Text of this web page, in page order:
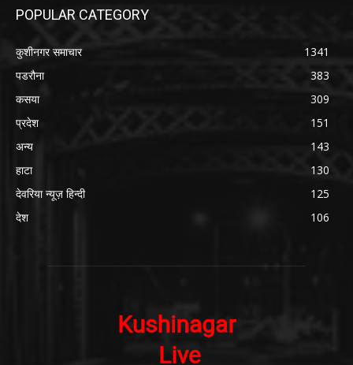
POPULAR CATEGORY
कुशीनगर समाचार
1341
पडरौना
383
कसया
309
प्रदेश
151
अन्य
143
हाटा
130
देवरिया न्यूज़ हिन्दी
125
देश
106